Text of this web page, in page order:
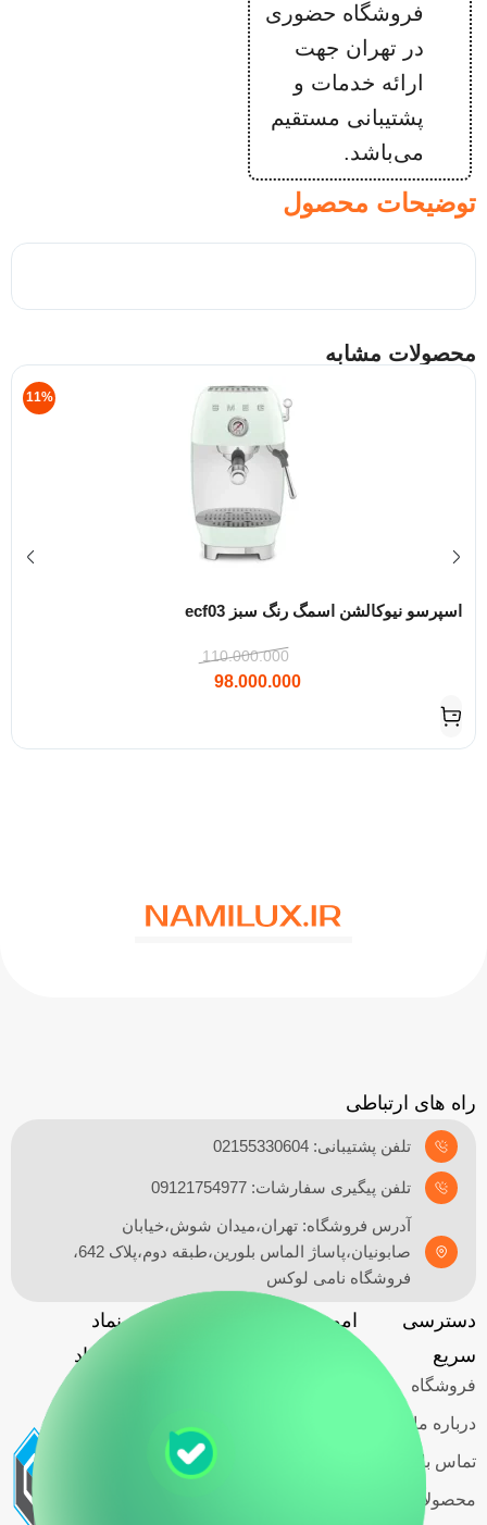
فروشگاه حضوری
در تهران جهت
ارائه خدمات و
پشتیبانی مستقیم
می‌باشد.
توضیحات محصول
محصولات مشابه
11%
اسپرسو نیوکالشن اسمگ رنگ سبز ecf03
110.000.000
98.000.000
راه های ارتباطی
تلفن پشتیبانی: 02155330604
تلفن پیگیری سفارشات: 09121754977
آدرس فروشگاه: تهران،میدان شوش،خیابان
صابونیان،پاساژ الماس بلورین،طبقه دوم،پلاک 642،
فروشگاه نامی لوکس
دسترسی
سریع
فروشگاه
درباره ما
تماس با ما
محصولات اسمگ
امور مشتریان
نماد
اعتماد